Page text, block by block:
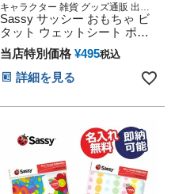
キャラクター 雑貨 グッズ通販 出産
記念 出産祝い 小物 出産記念
Sassy サッシー おもちゃ ビ
タット ウェットシート ポニ
ー おしりふき
当店特別価格 ¥495税込
詳細を見る